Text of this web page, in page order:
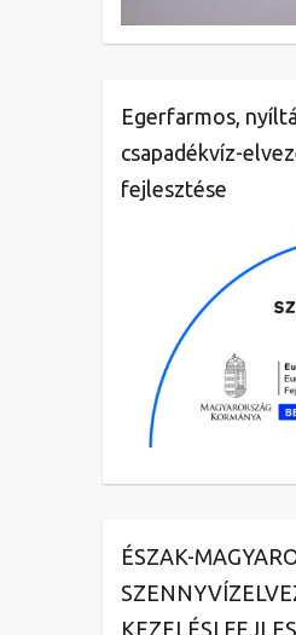
Egerfarmos,
csapadékvíz-
fejlesztése
ÉSZAK-
KEZELÉSI